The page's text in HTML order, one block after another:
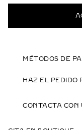
MÉTODOS DE
HAZ EL PEDIDO
CONTACTA CON